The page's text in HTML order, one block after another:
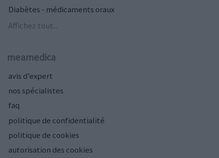
Diabètes - médicaments oraux
Affichez tout...
meamedica
avis d’expert
nos spécialistes
faq
politique de confidentialité
politique de cookies
autorisation des cookies